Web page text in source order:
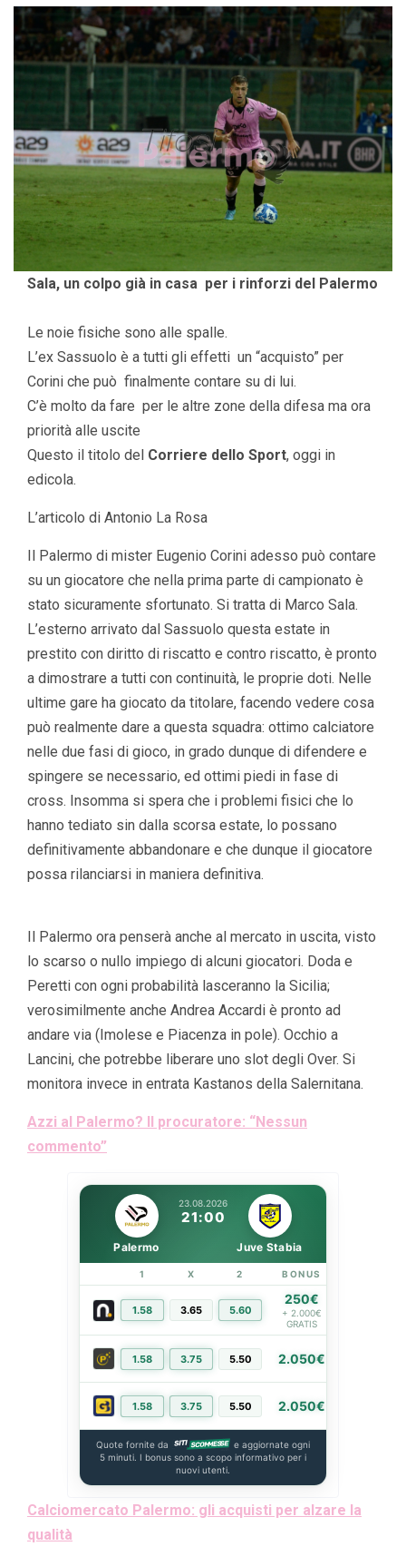
Sala, un colpo già in casa per i rinforzi del Palermo
Le noie fisiche sono alle spalle.
L’ex Sassuolo è a tutti gli effetti un “acquisto” per
Corini che può finalmente contare su di lui.
C’è molto da fare per le altre zone della difesa ma ora
priorità alle uscite
Questo il titolo del Corriere dello Sport, oggi in
edicola.
L’articolo di Antonio La Rosa
Il Palermo di mister Eugenio Corini adesso può contare
su un giocatore che nella prima parte di campionato è
stato sicuramente sfortunato. Si tratta di Marco Sala.
L’esterno arrivato dal Sassuolo questa estate in
prestito con diritto di riscatto e contro riscatto, è pronto
a dimostrare a tutti con continuità, le proprie doti. Nelle
ultime gare ha giocato da titolare, facendo vedere cosa
può realmente dare a questa squadra: ottimo calciatore
nelle due fasi di gioco, in grado dunque di difendere e
spingere se necessario, ed ottimi piedi in fase di
cross. Insomma si spera che i problemi fisici che lo
hanno tediato sin dalla scorsa estate, lo possano
definitivamente abbandonare e che dunque il giocatore
possa rilanciarsi in maniera definitiva.
Il Palermo ora penserà anche al mercato in uscita, visto
lo scarso o nullo impiego di alcuni giocatori. Doda e
Peretti con ogni probabilità lasceranno la Sicilia;
verosimilmente anche Andrea Accardi è pronto ad
andare via (Imolese e Piacenza in pole). Occhio a
Lancini, che potrebbe liberare uno slot degli Over. Si
monitora invece in entrata Kastanos della Salernitana.
Azzi al Palermo? Il procuratore: “Nessun
commento”
23.08.2026
21:00
Palermo Juve Stabia
1 X 2 BONUS
1.58 3.65 5.60
250€
+ 2.000€
GRATIS
1.58 3.75 5.50 2.050€
1.58 3.75 5.50 2.050€
Quote fornite da
e aggiornate ogni
5 minuti. I bonus sono a scopo informativo per i
nuovi utenti.
Calciomercato Palermo: gli acquisti per alzare la
qualità